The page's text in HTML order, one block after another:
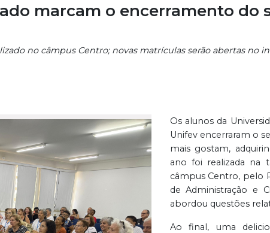
marcam o encerramento do
no câmpus Centro; novas matrículas serão abertas no
Os alunos da
Unifev encerraram o
mais gostam,
ano foi realizada na
câmpus Centro, pelo
de Administração e
abordou questões
Ao final, uma